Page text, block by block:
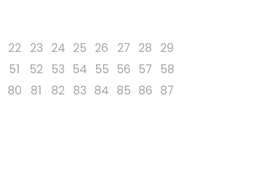
22 23 24 25 26 27 28 29
51 52 53 54 55 56 57
58
80 81 82 83 84 85 86 87